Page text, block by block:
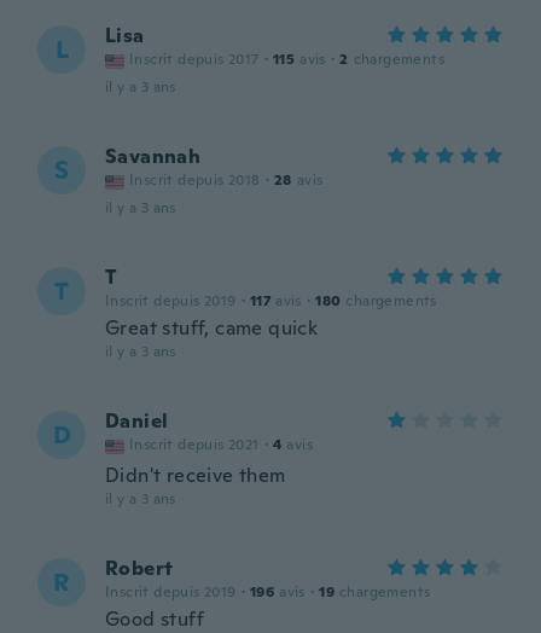
L Lisa
Inscrit depuis 2017 · 115 avis · 2 chargements
il y a 3 ans
S Savannah
Inscrit depuis 2018 · 28 avis
il y a 3 ans
T T
Inscrit depuis 2019 · 117 avis · 180 chargements
Great stuff, came quick
il y a 3 ans
D Daniel
Inscrit depuis 2021 · 4 avis
Didn't receive them
il y a 3 ans
R Robert
Inscrit depuis 2019 · 196 avis · 19 chargements
Good stuff